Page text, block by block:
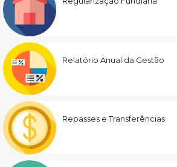
Relatório Anual da Gestão
Repasses e Transferências